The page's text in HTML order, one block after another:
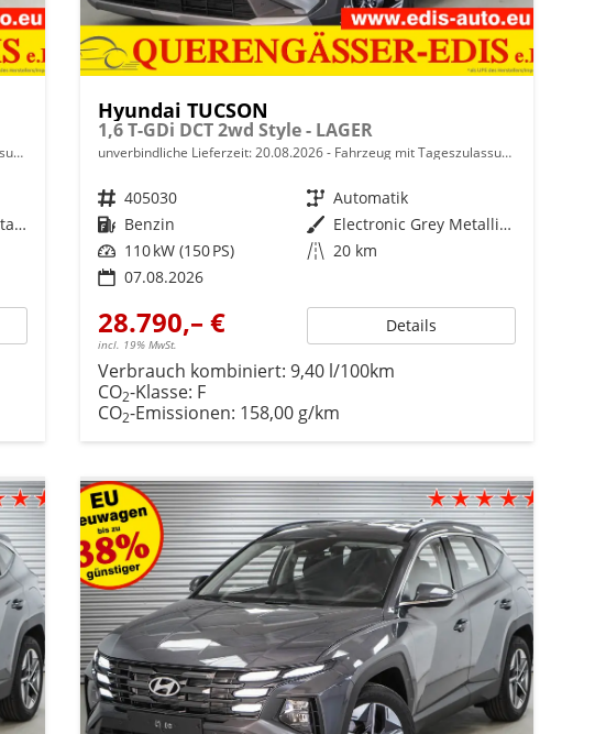
Abyss Black Pearl Metallic ()
Hyundai TUCSON
1,6 T-GDi DCT 2wd Style - LAGER
unverbindliche Lieferzeit:20.08.2026 Fahrzeug mit Tageszulassung
Fahrzeugnr. 405030 Getriebe Automatik
Kraftstoff Benzin Außenfarbe
Electronic Grey Metallic ()
Leistung 110 kW (150 PS) Kilometerstand 20 km
07.08.2026
28.790,– €
incl. 19% MwSt.
Details
Verbrauch kombiniert: 9,40 l/100km
CO2-Klasse: F
CO2-Emissionen: 158,00 g/km